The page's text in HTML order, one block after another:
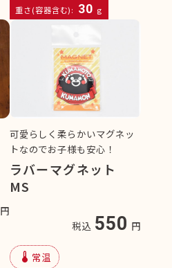
重さ(容器含む): 30 g
円
可愛らしく柔らかいマグネッ
トなのでお子様も安心！
ラバーマグネット
MS
税込 550 円
device_thermostat 常温